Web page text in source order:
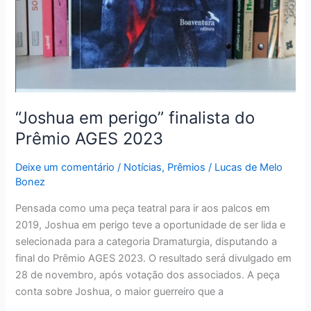
“Joshua em perigo” finalista do
Prêmio AGES 2023
Deixe um comentário / Notícias, Prêmios / Lucas de Melo
Bonez
Pensada como uma peça teatral para ir aos palcos em
2019, Joshua em perigo teve a oportunidade de ser lida e
selecionada para a categoria Dramaturgia, disputando a
final do Prêmio AGES 2023. O resultado será divulgado em
28 de novembro, após votação dos associados. A peça
conta sobre Joshua, o maior guerreiro que a